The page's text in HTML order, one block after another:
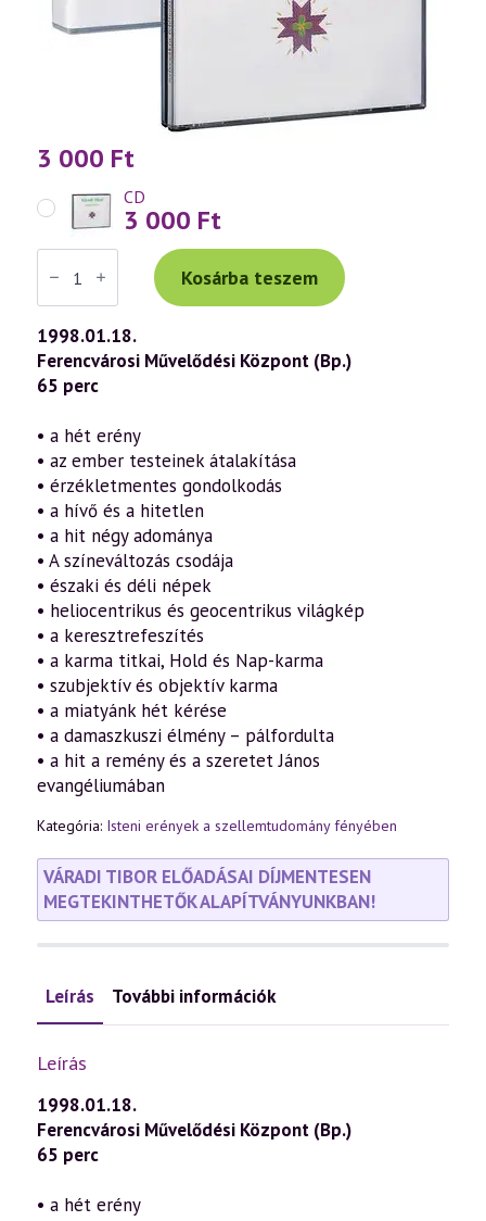
3 000 Ft
CD
3 000 Ft
Váradi
Tibor
előadás
(048)
—
Hit,
Remény,
Szeretet
(1998.01.18.)
Kosárba teszem
1998.01.18.
Ferencvárosi Művelődési Központ (Bp.)
65 perc
• a hét erény
• az ember testeinek átalakítása
• érzékletmentes gondolkodás
• a hívő és a hitetlen
• a hit négy adománya
• A színeváltozás csodája
• északi és déli népek
• heliocentrikus és geocentrikus világkép
• a keresztrefeszítés
• a karma titkai, Hold és Nap-karma
• szubjektív és objektív karma
• a miatyánk hét kérése
• a damaszkuszi élmény – pálfordulta
• a hit a remény és a szeretet János
evangéliumában
Kategória: Isteni erények a szellemtudomány fényében
VÁRADI TIBOR ELŐADÁSAI DÍJMENTESEN
MEGTEKINTHETŐK ALAPÍTVÁNYUNKBAN!
Leírás További információk
Leírás
1998.01.18.
Ferencvárosi Művelődési Központ (Bp.)
65 perc
• a hét erény